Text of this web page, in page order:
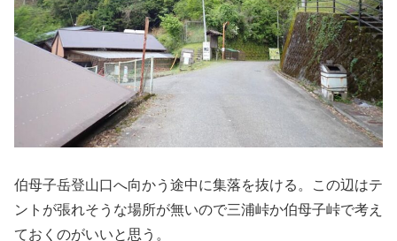
伯母子岳登山口へ向かう途中に集落を抜ける。この辺はテ
ントが張れそうな場所が無いので三浦峠か伯母子峠で考え
ておくのがいいと思う。